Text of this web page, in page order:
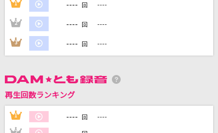
DAMの新曲・ランキングなど
DAMに会員登録・ログインして
カラオケをもっと楽しもう！
1 ---- 回 ----
2 ---- 回 ----
3 ---- 回 ----
再生回数ランキング
1 ---- 回 ----